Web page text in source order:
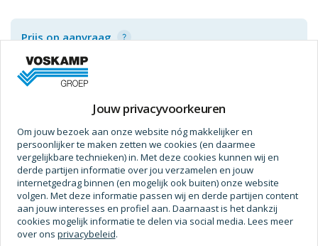
de instelbare houdkracht kan de vastzetting ook handmatig
probleemloos worden opgeheven.
de glijarm g 96 emf kan met beide deurdrangergroottes van
de its 96 worden gecombineerd.
bij grote en zware deuren en deuren breder dan 1.250 mm
adviseren wij, in plaats van elektromechanische
Prijs op aanvraag
Specificaties
Afmetingen
Hoogte 30 mm
Breedte 31 mm
Gewicht (Kg) 1,06 kg
Jouw privacyvoorkeuren
Om jouw bezoek aan onze website nóg makkelijker en
persoonlijker te maken zetten we cookies (en daarmee
vergelijkbare technieken) in. Met deze cookies kunnen wij en
derde partijen informatie over jou verzamelen en jouw
internetgedrag binnen (en mogelijk ook buiten) onze website
volgen. Met deze informatie passen wij en derde partijen content
aan jouw interesses en profiel aan. Daarnaast is het dankzij
cookies mogelijk informatie te delen via social media. Lees meer
over ons privacybeleid.